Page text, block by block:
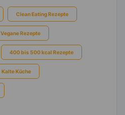
Clean Eating Rezepte
Vegane Rezepte
400 bis 500 kcal Rezepte
Kalte Küche